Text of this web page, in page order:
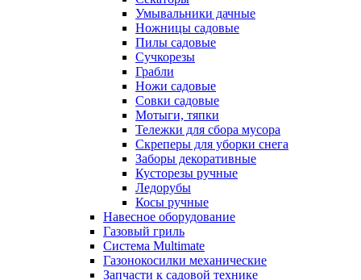
Умывальники дачные
Ножницы садовые
Пилы садовые
Сучкорезы
Грабли
Ножи садовые
Совки садовые
Мотыги, тяпки
Тележки для сбора мусора
Скреперы для уборки снега
Заборы декоративные
Кусторезы ручные
Ледорубы
Косы ручные
Навесное оборудование
Газовый гриль
Система Multimate
Газонокосилки механические
Запчасти к садовой технике